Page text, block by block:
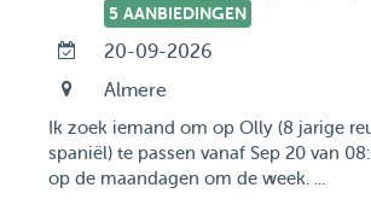
5 AANBIEDINGEN
20-09-2026
Almere
Ik zoek iemand om op Olly (8 jarige
spaniël) te passen vanaf Sep 20 van
op de maandagen om de week. ...